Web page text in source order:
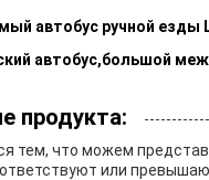
автобус ручной
автобус,большой
продукта:
тем, что можем
или